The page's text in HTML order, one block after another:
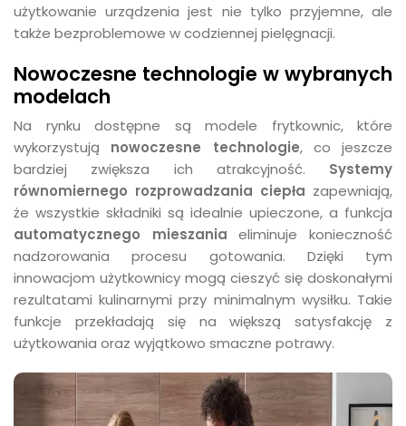
użytkowanie urządzenia jest nie tylko przyjemne, ale
także bezproblemowe w codziennej pielęgnacji.
Nowoczesne technologie w wybranych
modelach
Na rynku dostępne są modele frytkownic, które
wykorzystują nowoczesne technologie, co jeszcze
bardziej zwiększa ich atrakcyjność. Systemy
równomiernego rozprowadzania ciepła zapewniają,
że wszystkie składniki są idealnie upieczone, a funkcja
automatycznego mieszania eliminuje konieczność
nadzorowania procesu gotowania. Dzięki tym
innowacjom użytkownicy mogą cieszyć się doskonałymi
rezultatami kulinarnymi przy minimalnym wysiłku. Takie
funkcje przekładają się na większą satysfakcję z
użytkowania oraz wyjątkowo smaczne potrawy.